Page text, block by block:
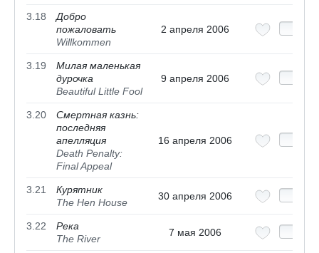
3.18
Добро
пожаловать
Willkommen
2 апреля 2006
3.19
Милая маленькая
дурочка
Beautiful Little Fool
9 апреля 2006
3.20
Смертная казнь:
последняя
апелляция
Death Penalty:
Final Appeal
16 апреля 2006
3.21
Курятник
The Hen House
30 апреля 2006
3.22
Река
The River
7 мая 2006